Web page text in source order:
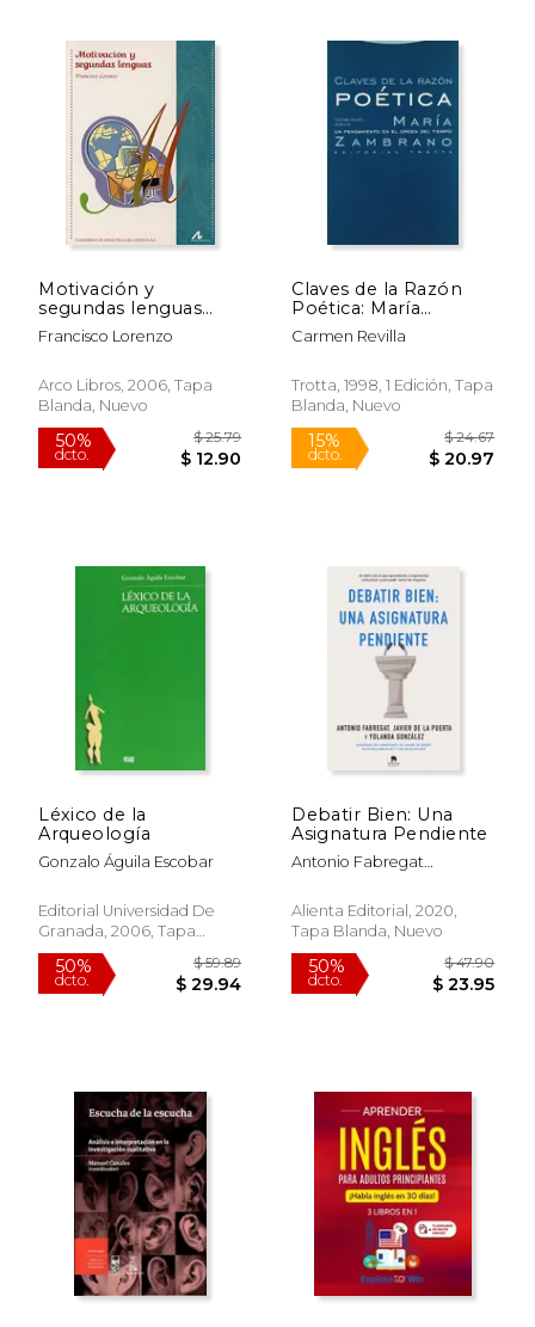
50%
dcto.
50%
dcto.
Motivación y
segundas lenguas
(Cuadernos de
didáctica del
Francisco Lorenzo
Arco Libros, 2006, Tapa
Blanda, Nuevo
50%
dcto.
$ 25.79
$ 12.90
Claves de la Razón
Poética: María
Zambrano: Un
Pensamiento en el
(Estructuras y
Procesos. Filosofía)
Carmen Revilla
Trotta, 1998, 1 Edición, Tapa
Blanda, Nuevo
15%
dcto.
$
$
Léxico de la
Arqueología
Gonzalo Águila Escobar
Editorial Universidad De
Granada, 2006, Tapa
Blanda, Nuevo
Debatir Bien: Una
Asignatura Pendiente
Antonio Fabregat
Gonz&Aacute;Lez; Javier
De La Puerta Cresis
Alienta Editorial, 2020,
Tapa Blanda, Nuevo